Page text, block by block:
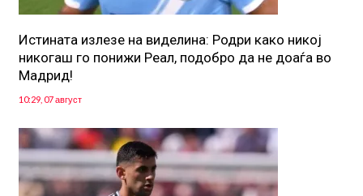
Истината излезе на виделина: Родри како никој
никогаш го понижи Реал, подобро да не доаѓа во
Мадрид!
10:29, 07 август